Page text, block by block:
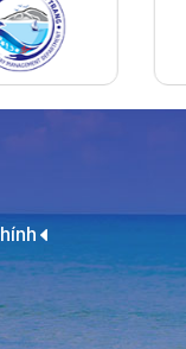
NỘI
NỘI
DU
QUYẾT
Chi Ngân
QUYẾT
Điều